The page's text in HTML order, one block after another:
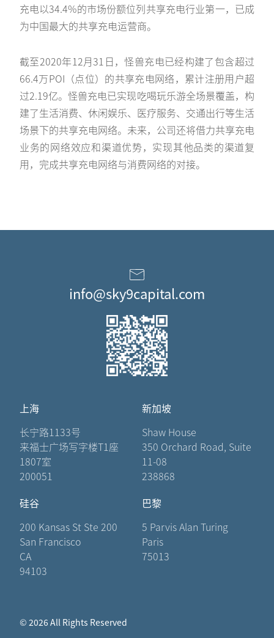
充电以34.4%的市场份额位列共享充电行业第一，已成
为中国最大的共享充电运营商。
截至2020年12月31日，怪兽充电已经构建了包含超过
66.4万POI（点位）的共享充电网络，累计注册用户超
过2.19亿。怪兽充电已实现吃喝玩乐游全场景覆盖，构
建了生活消费、休闲娱乐、医疗服务、交通出行等生活
场景下的共享充电网络。未来，公司还将借力共享充电
业务的网络效应和渠道优势，实现其他品类的渠道复
用，完成共享充电网络与消费网络的对接。
info@sky9capital.com
上海
长宁路1133号
来福士广场写字楼T1座
1807室
200051
新加坡
Shaw House
350 Orchard Road, Suite
11-08
238868
硅谷
200 Kansas St Ste 200
San Francisco
CA
94103
巴黎
5 Parvis Alan Turing
Paris
75013
© 2026 All Rights Reserved